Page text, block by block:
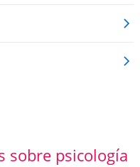
sobre psicología